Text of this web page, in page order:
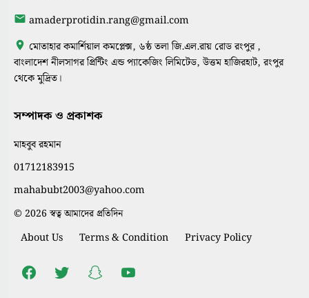
amaderprotidin.rang@gmail.com
মোতাহার কমার্শিয়াল কমপ্লেক্স, ৬ষ্ঠ তলা জি.এল.রায় রোড রংপুর ,
বাংলাদেশ নীলসাগর প্রিন্টিং এন্ড প্যাকেজিং লিমিটেড, উত্তম হাজিরহাট, রংপুর
থেকে মুদ্রিত।
সম্পাদক ও প্রকাশক
মাহবুব রহমান
01712183915
mahabubt2003@yahoo.com
© 2026 স্বত্ব আমাদের প্রতিদিন
About Us Terms & Condition Privacy Policy